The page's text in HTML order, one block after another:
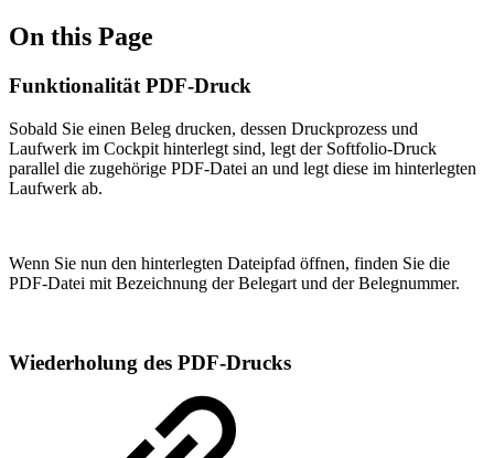
On this Page
Funktionalität PDF-Druck
Sobald Sie einen Beleg drucken, dessen Druckprozess und
Laufwerk im Cockpit hinterlegt sind, legt der Softfolio-Druck
parallel die zugehörige PDF-Datei an und legt diese im hinterlegten
Laufwerk ab.
Wenn Sie nun den hinterlegten Dateipfad öffnen, finden Sie die
PDF-Datei mit Bezeichnung der Belegart und der Belegnummer.
Wiederholung des PDF-Drucks